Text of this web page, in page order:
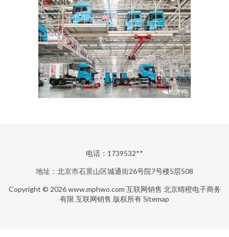
电话：1739532**
地址：北京市石景山区城通街26号院7号楼5层508
Copyright © 2026www.mphwo.com 互联网销售 北京晴橙电子商务
有限 互联网销售 版权所有Sitemap